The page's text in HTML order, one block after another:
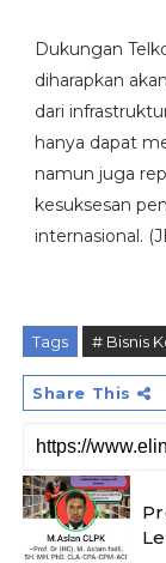
Dukungan
diharapkan
dari
hanya dapat
namun juga
kesuksesan
internasional.
Tags # Bisnis
Share This